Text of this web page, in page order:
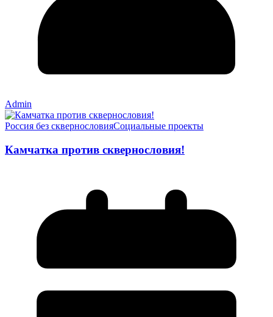
Admin
Россия без сквернословияСоциальные проекты
Камчатка против сквернословия!